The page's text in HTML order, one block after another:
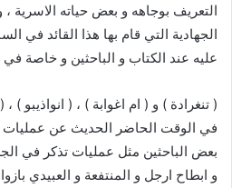
التعريف بوجاهه و بعض حياته الاسرية ،
الجهادية التي قام بها هذا القائد في
عليه عند الكتاب و الباحثين و خاصة
( تنغرادة ) و ( ام اغوابة ) ، ( انواذيبو )
في الوقت الحاضر الحديث عن عمليات
بعض الباحثين مثل عمليات تذكر في
و ابطاح ارجل و المنتفعة و العبيدي